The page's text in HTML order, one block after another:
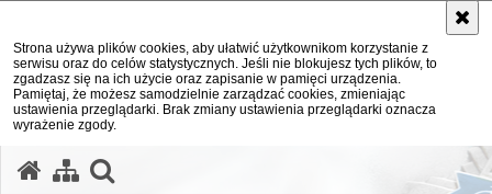
Strona używa plików cookies, aby ułatwić użytkownikom korzystanie z
serwisu oraz do celów statystycznych. Jeśli nie blokujesz tych plików, to
zgadzasz się na ich użycie oraz zapisanie w pamięci urządzenia.
Pamiętaj, że możesz samodzielnie zarządzać cookies, zmieniając
ustawienia przeglądarki. Brak zmiany ustawienia przeglądarki oznacza
wyrażenie zgody.